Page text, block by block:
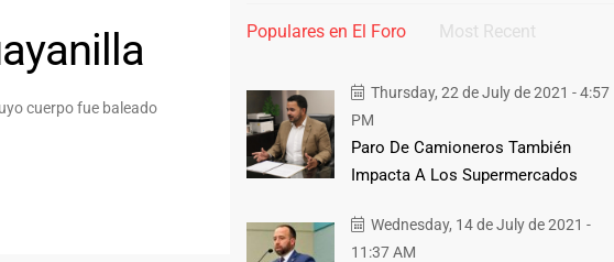
cuerpo fue baleado
Populares en El Foro Most Recent
Thursday, 22 de July de 2021 - 4:57
PM
Paro De Camioneros También
Impacta A Los Supermercados
Wednesday, 14 de July de 2021 -
11:37 AM